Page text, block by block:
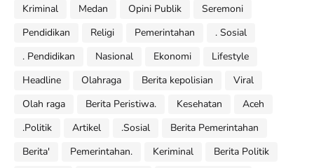
Kriminal
Medan Opini Publik
Seremoni
Pendidikan
Religi Pemerintahan
. Sosial
. Pendidikan
Nasional Ekonomi
Lifestyle
Headline
Olahraga Berita kepolisian
Viral
Olah raga
Berita Peristiwa. Kesehatan
Aceh
.Politik
Artikel .Sosial
Berita Pemerintahan
Berita'
Pemerintahan. Keriminal
Berita Politik